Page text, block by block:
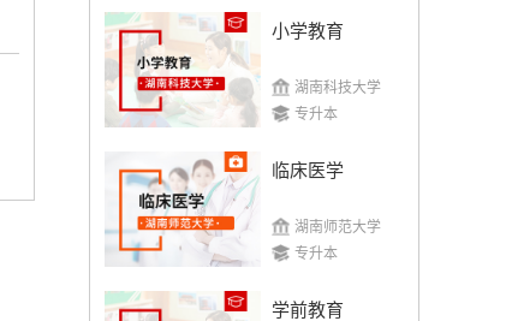
小学教育
湖南科技大学
专升本
临床医学
湖南师范大学
专升本
学前教育